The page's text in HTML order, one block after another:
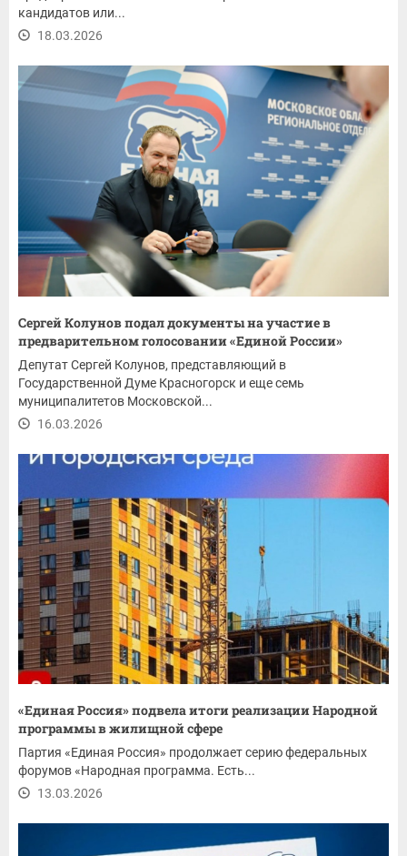
кандидатов или...
18.03.2026
Сергей Колунов подал документы на участие в
предварительном голосовании «Единой России»
Депутат Сергей Колунов, представляющий в
Государственной Думе Красногорск и еще семь
муниципалитетов Московской...
16.03.2026
«Единая Россия» подвела итоги реализации Народной
программы в жилищной сфере
Партия «Единая Россия» продолжает серию федеральных
форумов «Народная программа. Есть...
13.03.2026